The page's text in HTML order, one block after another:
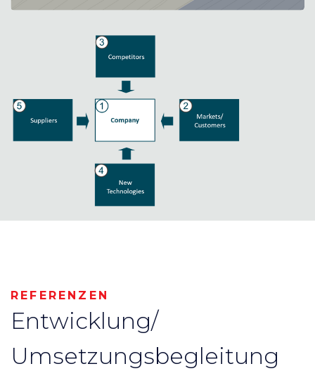
REFERENZEN
Entwicklung/
Umsetzungsbegleitung